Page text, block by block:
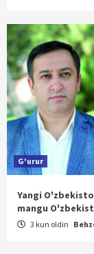
G'urur
Yangi
mangu
3 kun oldin